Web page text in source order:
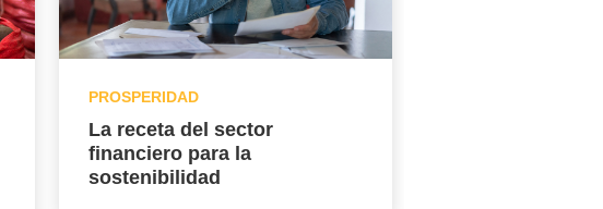
PROSPERIDAD
La receta del sector
financiero para la
sostenibilidad